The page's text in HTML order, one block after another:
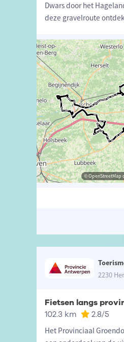
Dwars door het
deze gravelroute
© OpenStreetMap
Tracestrack
2230
102.3 km 2.8/5
Het Provinciaal